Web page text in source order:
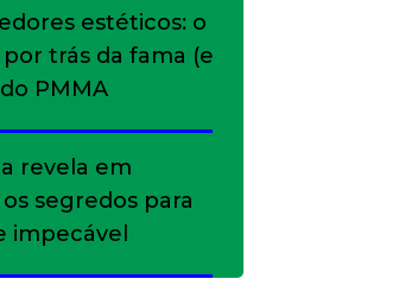
estéticos: o
trás da fama (e
PMMA
revela em
segredos para
impecável